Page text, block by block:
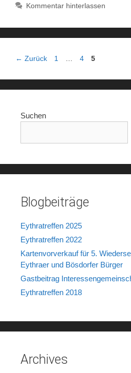
Kommentar hinterlassen
← Zurück Seite
1 Seite
4 Seite
5
Suchen
Blogbeiträge
Eythratreffen 2025
Eythratreffen 2022
Kartenvorverkauf für 5.
Eythraer und Bösdorfer Bürger
Gastbeitrag
Eythratreffen 2018
Archives